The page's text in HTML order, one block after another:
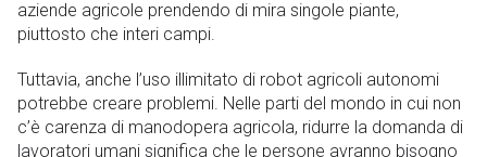
aziende agricole prendendo di mira singole piante,
piuttosto che interi campi.
Tuttavia, anche l’uso illimitato di robot agricoli autonomi
potrebbe creare problemi. Nelle parti del mondo in cui non
c’è carenza di manodopera agricola, ridurre la domanda di
lavoratori umani significa che le persone avranno bisogno